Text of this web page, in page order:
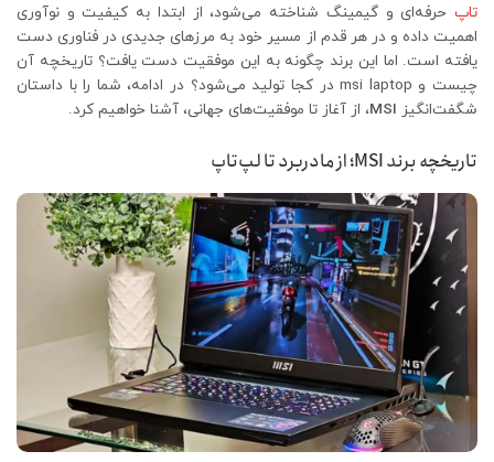
تاپ حرفه‌ای و گیمینگ شناخته می‌شود، از ابتدا به کیفیت و نوآوری
اهمیت داده و در هر قدم از مسیر خود به مرزهای جدیدی در فناوری دست
یافته است. اما این برند چگونه به این موفقیت دست یافت؟ تاریخچه آن
چیست و msi laptop در کجا تولید می‌شود؟ در ادامه، شما را با داستان
شگفت‌انگیز MSI، از آغاز تا موفقیت‌های جهانی، آشنا خواهیم کرد.
تاریخچه برند MSI؛ از مادربرد تا لپ‌تاپ